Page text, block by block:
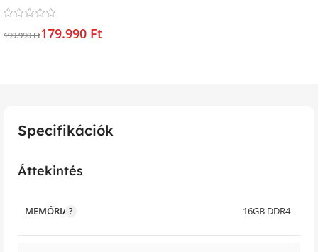
199.990 Ft179.990 Ft
Specifikációk
Áttekintés
MEMÓRIA 16GB DDR4